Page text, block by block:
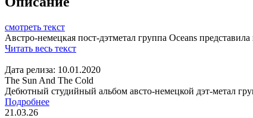
смотреть текст
Австро-немецкая пост-дэтметал группа Oceans
Читать весь текст
Дата релиза: 10.01.2020
The Sun And The Cold
Дебютный студийный альбом австо-немецкой дэт-метал
Подробнее
21.03.26